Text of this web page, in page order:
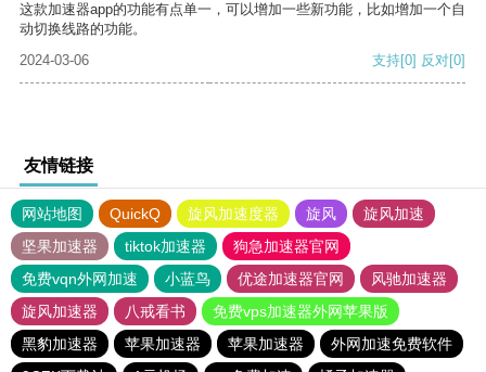
这款加速器app的功能有点单一，可以增加一些新功能，比如增加一个自
动切换线路的功能。
2024-03-06
支持[0] 反对[0]
友情链接
网站地图 QuickQ 旋风加速度器 旋风
旋风加速
坚果加速器
tiktok加速器
狗急加速器官网
免费vqn外网加速
小蓝鸟 优途加速器官网
风驰加速器
旋风加速器
八戒看书
免费vps加速器外网苹果版
黑豹加速器
苹果加速器 苹果加速器
外网加速免费软件